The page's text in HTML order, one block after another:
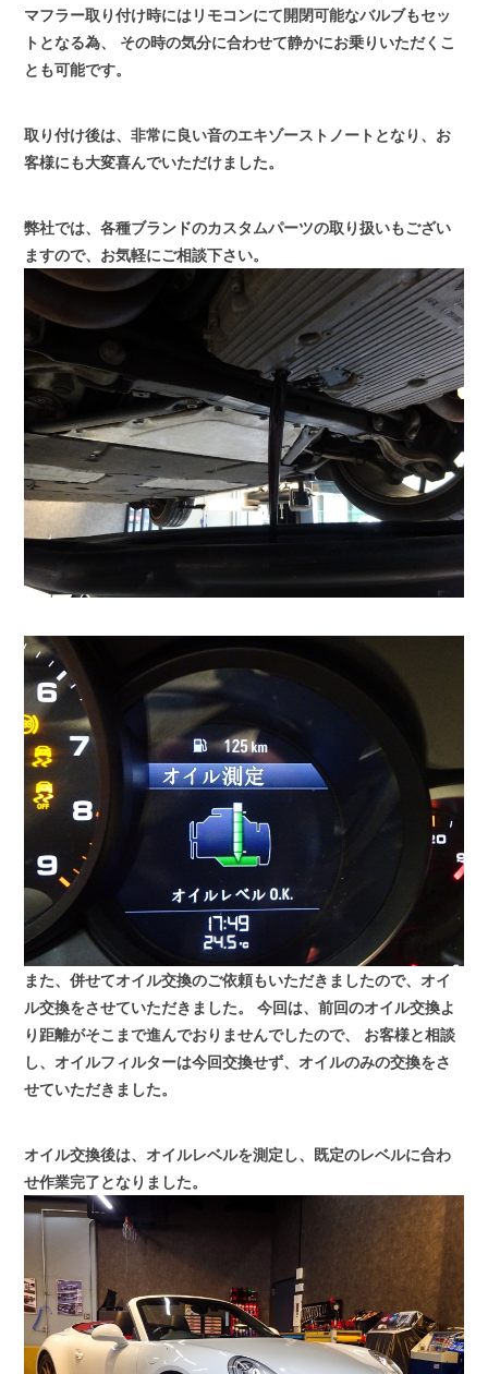
マフラー取り付け時にはリモコンにて開閉可能なバルブもセッ
トとなる為、
その時の気分に合わせて静かにお乗りいただくこ
とも可能です。
取り付け後は、非常に良い音のエキゾーストノートとなり、お
客様にも大変喜んでいただけました。
弊社では、各種ブランドのカスタムパーツの取り扱いもござい
ますので、お気軽にご相談下さい。
また、併せてオイル交換のご依頼もいただきましたので、オイ
ル交換をさせていただきました。
今回は、前回のオイル交換よ
り距離がそこまで進んでおりませんでしたので、
お客様と相談
し、オイルフィルターは今回交換せず、オイルのみの交換をさ
せていただきました。
オイル交換後は、オイルレベルを測定し、既定のレベルに合わ
せ作業完了となりました。